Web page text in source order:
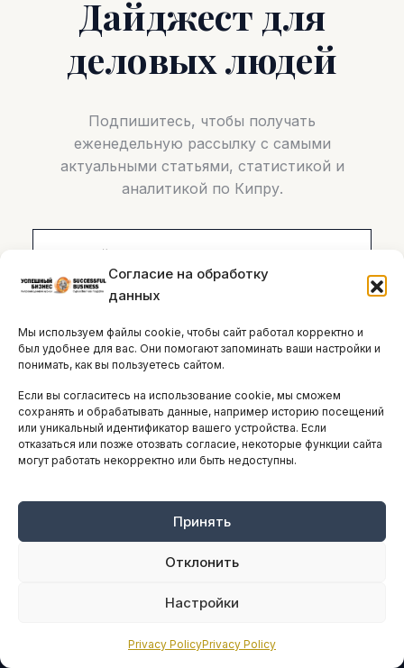
Согласие на обработку
данных
Мы используем файлы cookie, чтобы сайт работал корректно и
был удобнее для вас. Они помогают запоминать ваши настройки и
понимать, как вы пользуетесь сайтом.
Если вы согласитесь на использование cookie, мы сможем
сохранять и обрабатывать данные, например историю посещений
или уникальный идентификатор вашего устройства. Если
отказаться или позже отозвать согласие, некоторые функции сайта
могут работать некорректно или быть недоступны.
Принять
Отклонить
Настройки
Privacy PolicyPrivacy Policy
Дайджест для
деловых людей
Подпишитесь, чтобы получать
еженедельную рассылку с самыми
актуальными статьями, статистикой и
аналитикой по Кипру.
ЗАЩИЩЕНО ПОЛИТИКОЙ КОНФИДЕНЦИАЛЬНОСТИ.
Ведущий ресурс деловой информации и нетворкинга для руководителей на Кипре